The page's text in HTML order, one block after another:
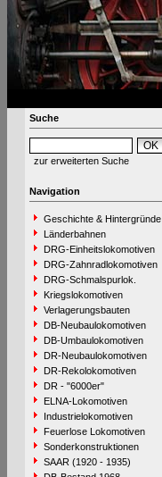
Suche
zur erweiterten Suche
Navigation
Geschichte & Hintergründe
Länderbahnen
DRG-Einheitslokomotiven
DRG-Zahnradlokomotiven
DRG-Schmalspurlok.
Kriegslokomotiven
Verlagerungsbauten
DB-Neubaulokomotiven
DB-Umbaulokomotiven
DR-Neubaulokomotiven
DR-Rekolokomotiven
DR - "6000er"
ELNA-Lokomotiven
Industrielokomotiven
Feuerlose Lokomotiven
Sonderkonstruktionen
SAAR (1920 - 1935)